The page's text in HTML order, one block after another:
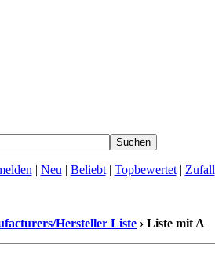
| Neu | Beliebt| Topbewertet| Zufall
Hersteller Liste › Liste mit A